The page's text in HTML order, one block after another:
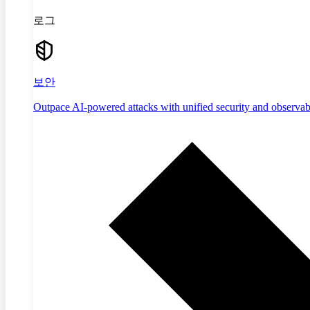
로그
보안
Outpace AI-powered attacks with unified security and